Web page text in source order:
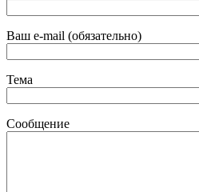
Ваш e-mail (обязательно)
Тема
Сообщение